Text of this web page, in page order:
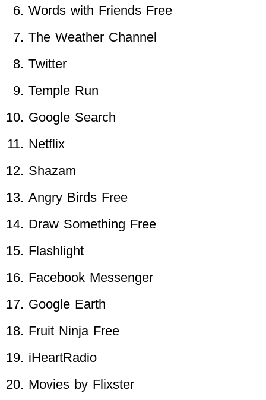
Words with Friends Free
The Weather Channel
Twitter
Temple Run
Google Search
Netflix
Shazam
Angry Birds Free
Draw Something Free
Flashlight
Facebook Messenger
Google Earth
Fruit Ninja Free
iHeartRadio
Movies by Flixster